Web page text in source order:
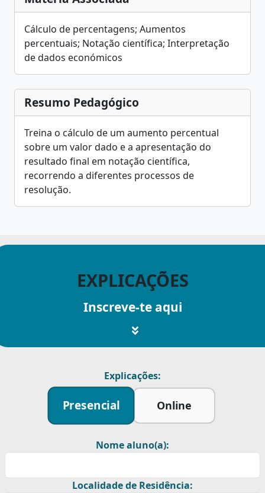
Cálculo de percentagens; Aumentos
percentuais; Notação científica; Interpretação
de dados económicos
Resumo Pedagógico
Treina o cálculo de um aumento percentual
sobre um valor dado e a apresentação do
resultado final em notação científica,
recorrendo a diferentes processos de
resolução.
EXPLICAÇÕES
Inscreve-te aqui
Explicações:
Presencial Online
Nome aluno(a):
Localidade de Residência: